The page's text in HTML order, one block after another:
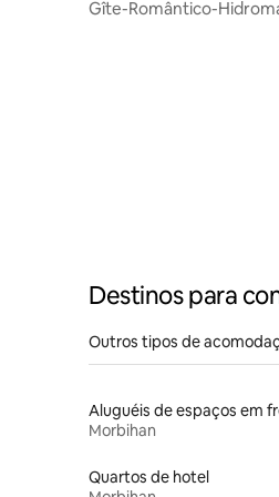
euzy
Gîte-Romântico-
Destinos para
Outros tipos de
Morbihan
Quartos de hotel